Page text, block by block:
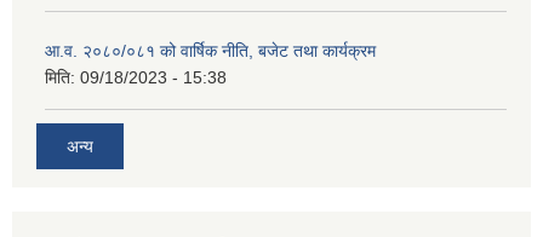
आ.व. २०८०/०८१ को वार्षिक नीति, बजेट तथा कार्यक्रम
मिति: 09/18/2023 - 15:38
अन्य